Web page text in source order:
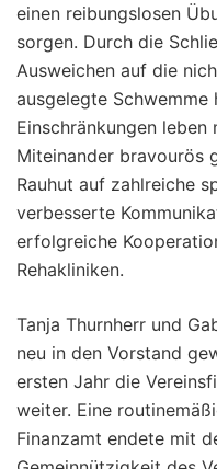
einen reibungslosen
sorgen. Durch die
Ausweichen auf die
ausgelegte
Einschränkungen leben
Miteinander bravourös
Rauhut auf zahlreiche
verbesserte
erfolgreiche
Rehakliniken.
Tanja Thurnherr und
neu in den Vorstand
ersten Jahr die
weiter. Eine
Finanzamt endete mit